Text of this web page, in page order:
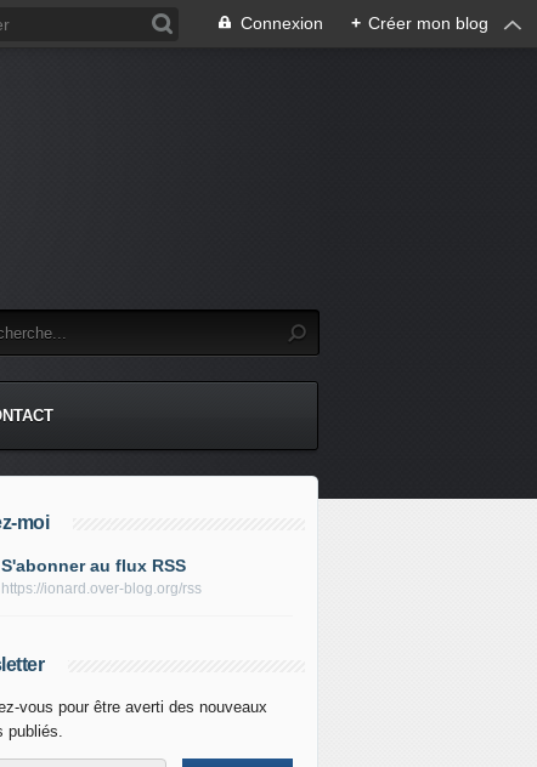
Connexion + Créer mon blog
moi
S'abonner au flux RSS
https://ionard.over-blog.org/rss
vous pour être averti des nouveaux
publiés.